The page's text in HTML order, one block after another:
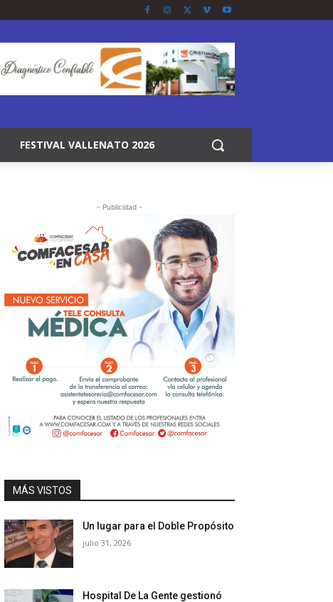
FESTIVAL VALLENATO 2026
- Publicidad -
MÁS VISTOS
Un lugar para el Doble Propósito
julio 31, 2026
Hospital De La Gente gestionó